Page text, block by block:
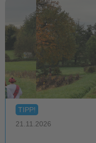
TIPP!
21.11.2026